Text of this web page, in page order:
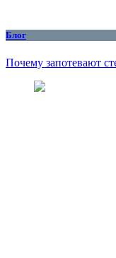
Блог
Почему запотевают